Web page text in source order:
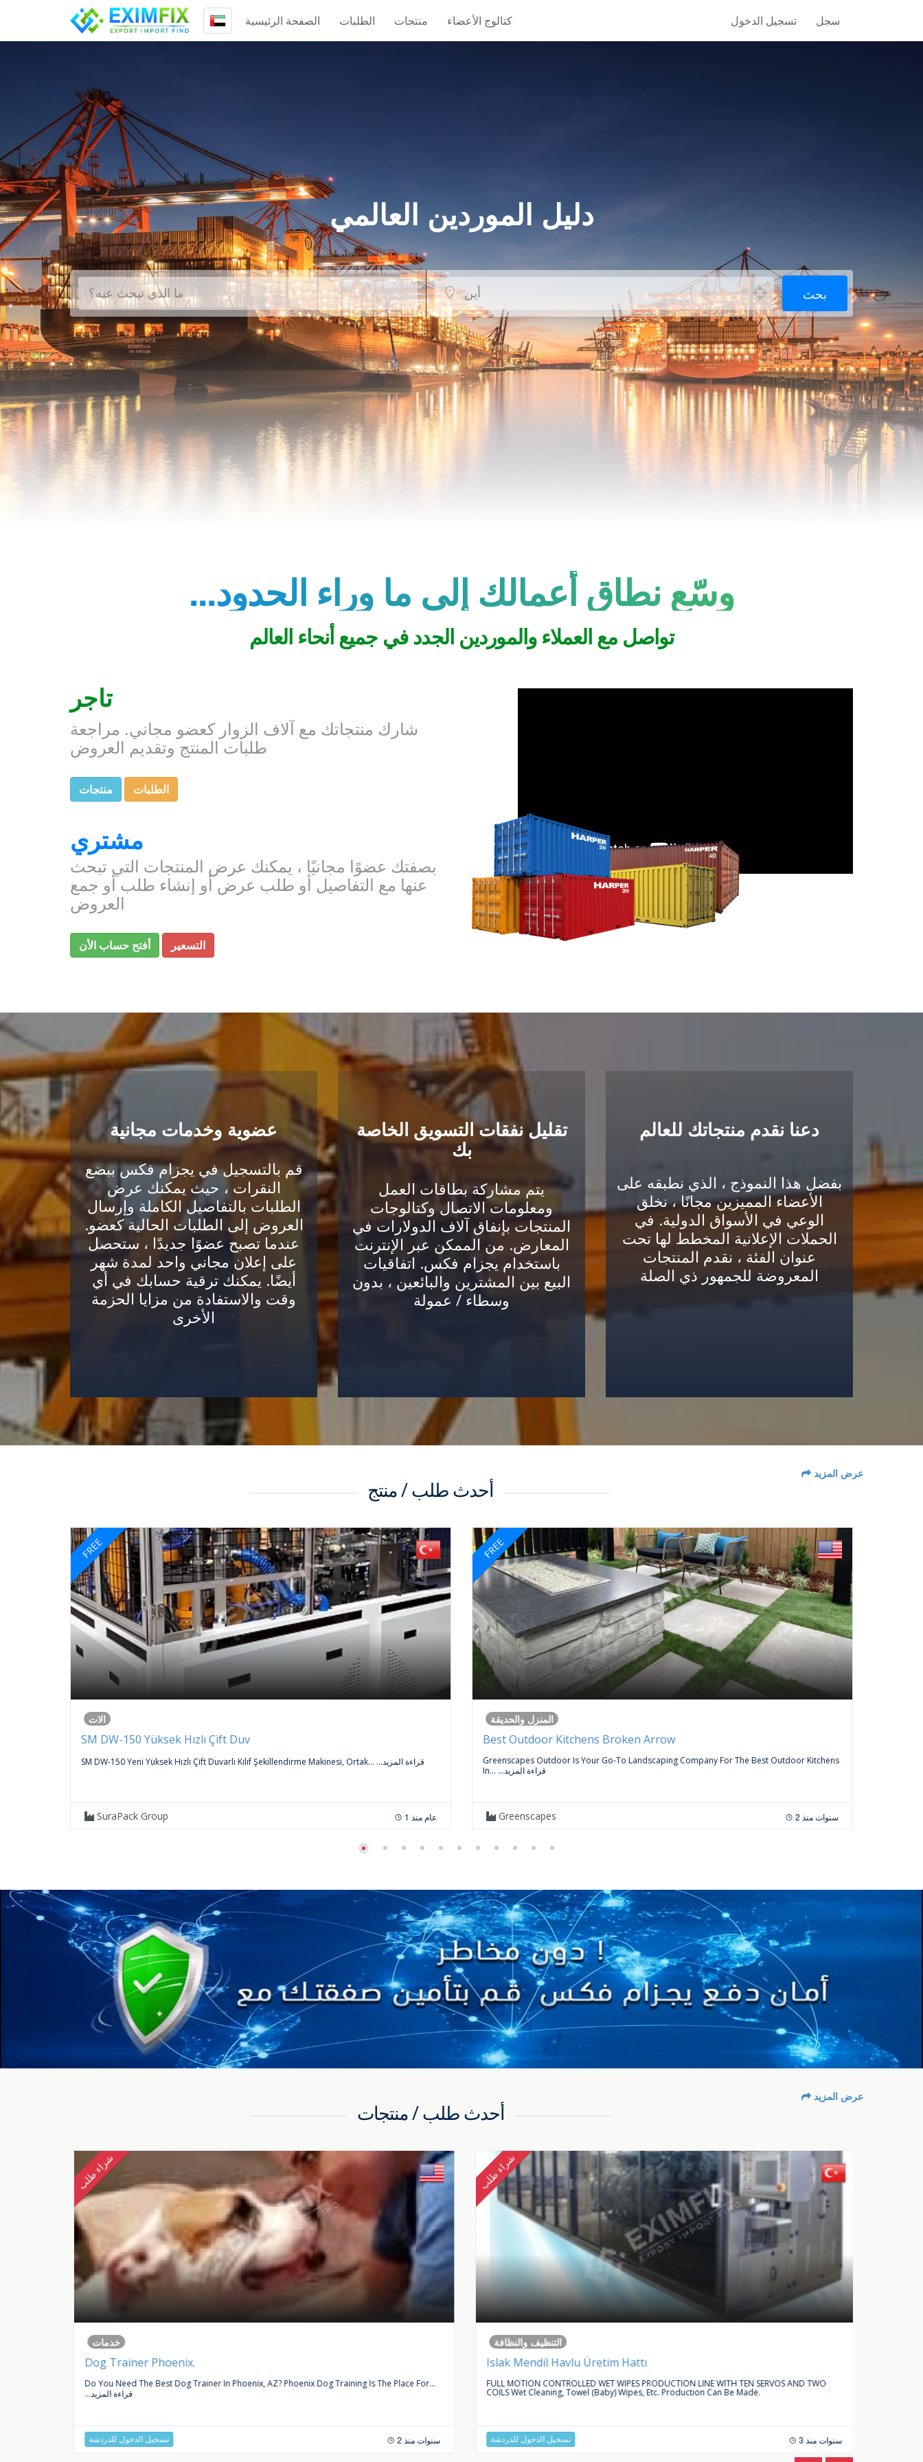
الصفحة الرئيسية الطلبات منتجات كتالوج الأعضاء تسجيل الدخول سجل
دليل الموردين العالمي
بحث
...وسّع نطاق أعمالك إلى ما وراء الحدود
تواصل مع العملاء والموردين الجدد في جميع أنحاء العالم
تاجر
شارك منتجاتك مع آلاف الزوار كعضو مجاني. مراجعة
طلبات المنتج وتقديم العروض
منتجات الطلبات
مشتري
بصفتك عضوًا مجانيًا ، يمكنك عرض المنتجات التي تبحث
عنها مع التفاصيل أو طلب عرض أو إنشاء طلب أو جمع
العروض
أفتح حساب الأن التسعير
عضوية وخدمات مجانية
قم بالتسجيل في يجزام فكس ببضع
النقرات ، حيث يمكنك عرض
الطلبات بالتفاصيل الكاملة وإرسال
العروض إلى الطلبات الحالية كعضو.
عندما تصبح عضوًا جديدًا ، ستحصل
على إعلان مجاني واحد لمدة شهر
أيضًا. يمكنك ترقية حسابك في أي
وقت والاستفادة من مزايا الحزمة
الأخرى
تقليل نفقات التسويق الخاصة
بك
يتم مشاركة بطاقات العمل
ومعلومات الاتصال وكتالوجات
المنتجات بإنفاق آلاف الدولارات في
المعارض. من الممكن عبر الإنترنت
باستخدام يجزام فكس. اتفاقيات
البيع بين المشترين والبائعين ، بدون
وسطاء / عمولة
دعنا نقدم منتجاتك للعالم
بفضل هذا النموذج ، الذي نطبقه على
الأعضاء المميزين مجانًا ، نخلق
الوعي في الأسواق الدولية. في
الحملات الإعلانية المخطط لها تحت
عنوان الفئة ، نقدم المنتجات
المعروضة للجمهور ذي الصلة
أحدث طلب / منتج
عرض المزيد
FREE
الات
SM DW-150 Yüksek Hızlı Çift Duv
SM DW-150 Yeni Yüksek Hızlı Çift Duvarlı Kılıf Şekillendirme Makinesi, Ortak... ...قراءة المزيد
SuraPack Group 1 عام منذ
FREE
المنزل والحديقة
Best Outdoor Kitchens Broken Arrow
Greenscapes Outdoor Is Your Go-To Landscaping Company For The Best Outdoor Kitchens
In...
...قراءة المزيد
Greenscapes 2 سنوات منذ
أحدث طلب / منتجات
عرض المزيد
شراء طلب
خدمات
Dog Trainer Phoenix.
Do You Need The Best Dog Trainer In Phoenix, AZ? Phoenix Dog Training Is The Place For...
...قراءة المزيد
تسجيل الدخول للدردشة 2 سنوات منذ
شراء طلب
التنظيف والنظافة
Islak Mendil Havlu Üretim Hattı
FULL MOTION CONTROLLED WET WIPES PRODUCTION LINE WITH TEN SERVOS AND TWO
COILS Wet Cleaning, Towel (baby) Wipes, Etc. Production Can Be Made.
تسجيل الدخول للدردشة 3 سنوات منذ